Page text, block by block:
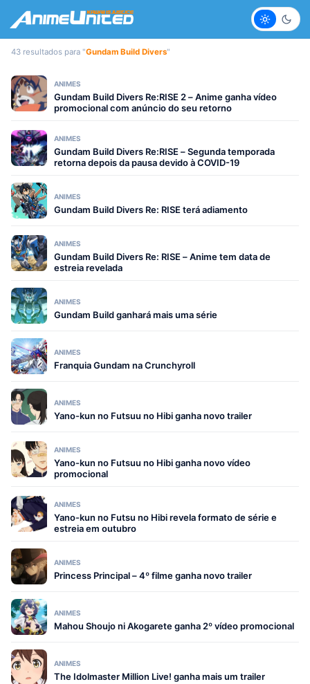
Claro
43 resultados para "Gundam Build Divers"
ANIMES
Gundam Build Divers Re:RISE 2 – Anime ganha vídeo
promocional com anúncio do seu retorno
ANIMES
Gundam Build Divers Re:RISE – Segunda temporada
retorna depois da pausa devido à COVID-19
ANIMES
Gundam Build Divers Re: RISE terá adiamento
ANIMES
Gundam Build Divers Re: RISE – Anime tem data de
estreia revelada
ANIMES
Gundam Build ganhará mais uma série
ANIMES
Franquia Gundam na Crunchyroll
ANIMES
Yano-kun no Futsuu no Hibi ganha novo trailer
ANIMES
Yano-kun no Futsuu no Hibi ganha novo vídeo
promocional
ANIMES
Yano-kun no Futsu no Hibi revela formato de série e
estreia em outubro
ANIMES
Princess Principal – 4º filme ganha novo trailer
ANIMES
Mahou Shoujo ni Akogarete ganha 2º vídeo promocional
ANIMES
The Idolmaster Million Live! ganha mais um trailer